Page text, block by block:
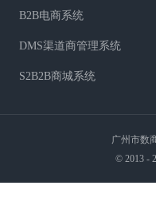
B2B电商系统
DMS渠道商管理系统
S2B2B商城系统
广州市数
© 2013 -